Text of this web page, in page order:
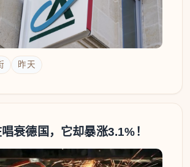
昨天
衰德国，它却暴涨3.1%！